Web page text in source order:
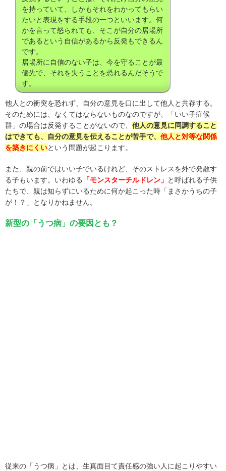
を持っていて、しかもそれをわかってもらい
たいと表現をする手段の一つといいます。何
かを言って怒られても、そこが自分の居場所
であるという自信があるから反発もできるん
です。
居場所に自信のない子は、今を守ることが最
優先で、それを失うことを恐れるんだそうで
す。
他人との衝突を恐れず、自分の意見を口に出して他人と共存する。
そのためには、なくてはならないものなのですが、「いい子症候
群」の場合は反発することがないので、 他人の意見に同調すること
はできても、自分の意見を伝えることが苦手で、 他人と対等な関係
を築きにくいという問題が起こります。
また、親の前ではいい子でいるけれど、そのストレスを外で発散す
る子もいます。いわゆる
「モンスターチルドレン」 と呼ばれる子供
たちで、親は知らずにいるために何か起こった時「まさかうちの子
が！？」となりかねません。
新型の「うつ病」の要因とも？
従来の「うつ病」とは、生真面目て責任感の強い人に起こりやすい